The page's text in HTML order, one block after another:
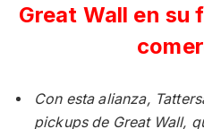
Great Wall en su
Con esta alianza,
pickups de Great Wall,